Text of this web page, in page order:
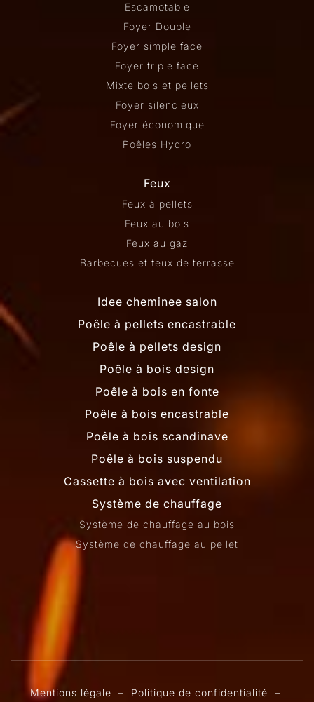
Escamotable
Foyer Double
Foyer simple face
Foyer triple face
Mixte bois et pellets
Foyer silencieux
Foyer économique
Poêles Hydro
Feux
Feux à pellets
Feux au bois
Feux au gaz
Barbecues et feux de terrasse
Idee cheminee salon
Poêle à pellets encastrable
Poêle à pellets design
Poêle à bois design
Poêle à bois en fonte
Poêle à bois encastrable
Poêle à bois scandinave
Poêle à bois suspendu
Cassette à bois avec ventilation
Système de chauffage
Système de chauffage au bois
Système de chauffage au pellet
Mentions légale – Politique de confidentialité –